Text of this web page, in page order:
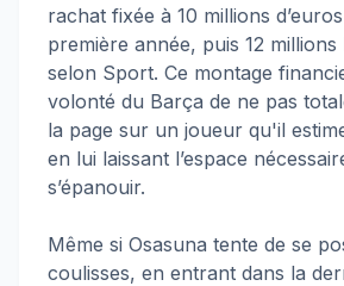
rachat fixée à 10 millions
première année, puis 12 millions
selon Sport. Ce montage
volonté du Barça de ne pas
la page sur un joueur qu'il
en lui laissant l’espace
s’épanouir.
Même si Osasuna tente de se
coulisses, en entrant dans la